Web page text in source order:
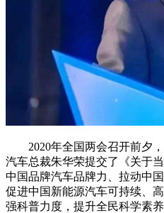
2020年全国两会召开前夕
汽车总裁朱华荣提交了《关于
中国品牌汽车品牌力、拉动中
促进中国新能源汽车可持续、
强科普力度，提升全民科学素